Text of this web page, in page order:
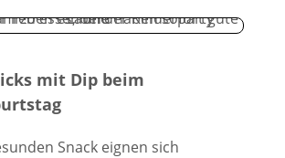
mit Dip beim
Snack eignen sich